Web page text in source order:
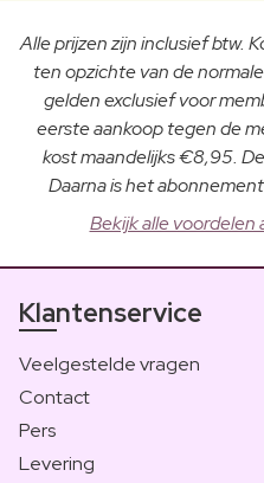
Alle prijzen zijn inclusief btw.
ten opzichte van de
gelden exclusief voor
eerste aankoop tegen de
kost maandelijks €8,95.
Daarna is het
Bekijk alle voordelen
Klantenservice
Veelgestelde vragen
Contact
Pers
Levering